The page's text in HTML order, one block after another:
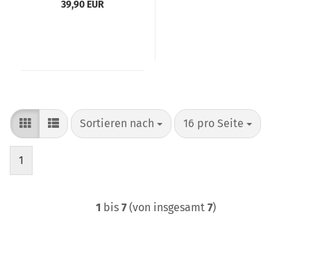
39,90 EUR
Sortieren nach
Sortieren nach 16 pro Seite
pro Seite
1
1 bis 7(von insgesamt 7)